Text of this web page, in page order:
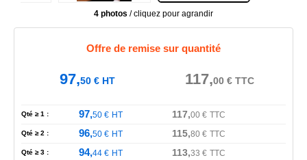
4 photos / cliquez pour agrandir
Offre de remise sur quantité
97,50€HT 117,00 € TTC
Qté ≥ 1 : 97,50€ HT 117,00€ TTC
Qté ≥ 2 : 96,50€ HT 115,80€ TTC
Qté ≥ 3 : 94,44€ HT 113,33 € TTC